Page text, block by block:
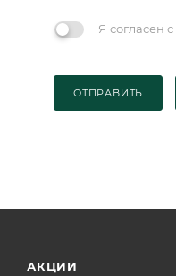
Я согласен с
ОТПРАВИТЬ
АКЦИИ